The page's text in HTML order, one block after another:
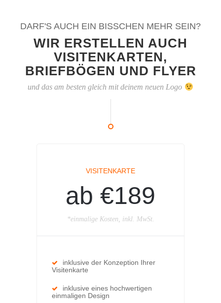
DARF'S AUCH EIN BISSCHEN MEHR SEIN?
WIR ERSTELLEN AUCH
VISITENKARTEN,
BRIEFBÖGEN UND FLYER
und das am besten gleich mit deinem neuen Logo
VISITENKARTE
ab €189
*einmalige Kosten, inkl. MwSt.
inklusive der Konzeption Ihrer
Visitenkarte
inklusive eines hochwertigen
einmaligen Design